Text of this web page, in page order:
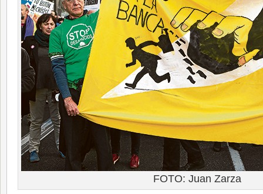
FOTO: Juan Zarza